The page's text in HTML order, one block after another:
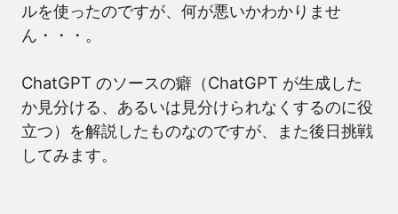
ルを使ったのですが、何が悪いかわかりませ
ん・・・。
ChatGPT のソースの癖（ChatGPT が生成した
か見分ける、あるいは見分けられなくするのに役
立つ）を解説したものなのですが、また後日挑戦
してみます。